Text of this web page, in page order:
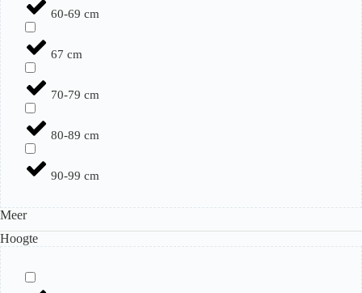
60-69 cm
67 cm
70-79 cm
80-89 cm
90-99 cm
Meer
Hoogte